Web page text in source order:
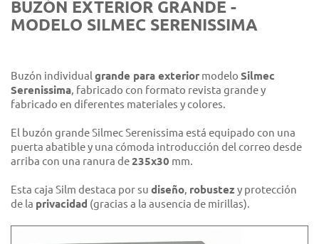
BUZÓN EXTERIOR GRANDE -
MODELO SILMEC SERENISSIMA
Buzón individual grande para exterior modelo Silmec
Serenissima, fabricado con formato revista grande y
fabricado en diferentes materiales y colores.
El buzón grande Silmec Serenissima está equipado con una
puerta abatible y una cómoda introducción del correo desde
arriba con una ranura de235x30 mm.
Esta caja Silm destaca por su diseño, robustez y protección
de la privacidad (gracias a la ausencia de mirillas).